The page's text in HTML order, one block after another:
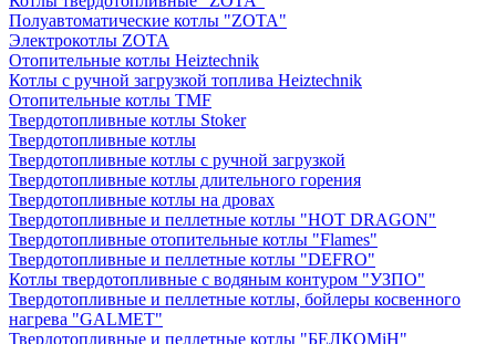
Полуавтоматические котлы "ZOTA"
Электрокотлы ZOTA
Отопительные котлы Heiztechnik
Котлы с ручной загрузкой топлива Heiztechnik
Отопительные котлы TMF
Твердотопливные котлы Stoker
Твердотопливные котлы
Твердотопливные котлы с ручной загрузкой
Твердотопливные котлы длительного горения
Твердотопливные котлы на дровах
Твердотопливные и пеллетные котлы "HOT DRAGON"
Твердотопливные отопительные котлы "Flames"
Твердотопливные и пеллетные котлы "DEFRO"
Котлы твердотопливные с водяным контуром "УЗПО"
Твердотопливные и пеллетные котлы, бойлеры косвенного
нагрева "GALMET"
Твердотопливные и пеллетные котлы "БЕЛКОМiН"